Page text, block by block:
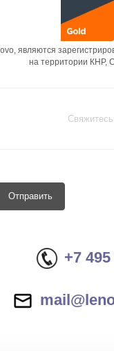
являются
на территории КНР,
Отправить
+7